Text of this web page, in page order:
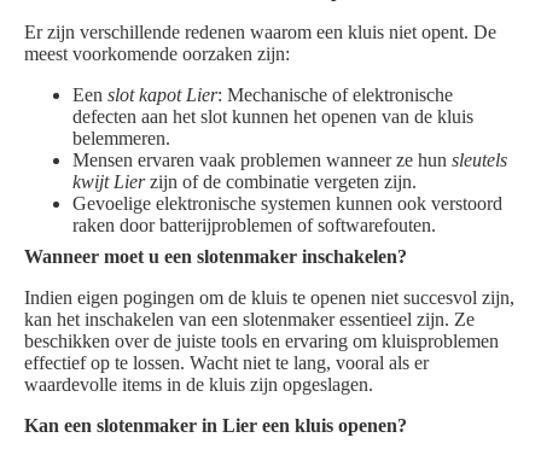
Er zijn verschillende redenen waarom een kluis niet opent. De
meest voorkomende oorzaken zijn:
Een slot kapot Lier: Mechanische of elektronische
defecten aan het slot kunnen het openen van de kluis
belemmeren.
Mensen ervaren vaak problemen wanneer ze hun sleutels
kwijt Lierzijn of de combinatie vergeten zijn.
Gevoelige elektronische systemen kunnen ook verstoord
raken door batterijproblemen of softwarefouten.
Wanneer moet u een slotenmaker inschakelen?
Indien eigen pogingen om de kluis te openen niet succesvol zijn,
kan het inschakelen van een slotenmaker essentieel zijn. Ze
beschikken over de juiste tools en ervaring om kluisproblemen
effectief op te lossen. Wacht niet te lang, vooral als er
waardevolle items in de kluis zijn opgeslagen.
Kan een slotenmaker in Lier een kluis openen?